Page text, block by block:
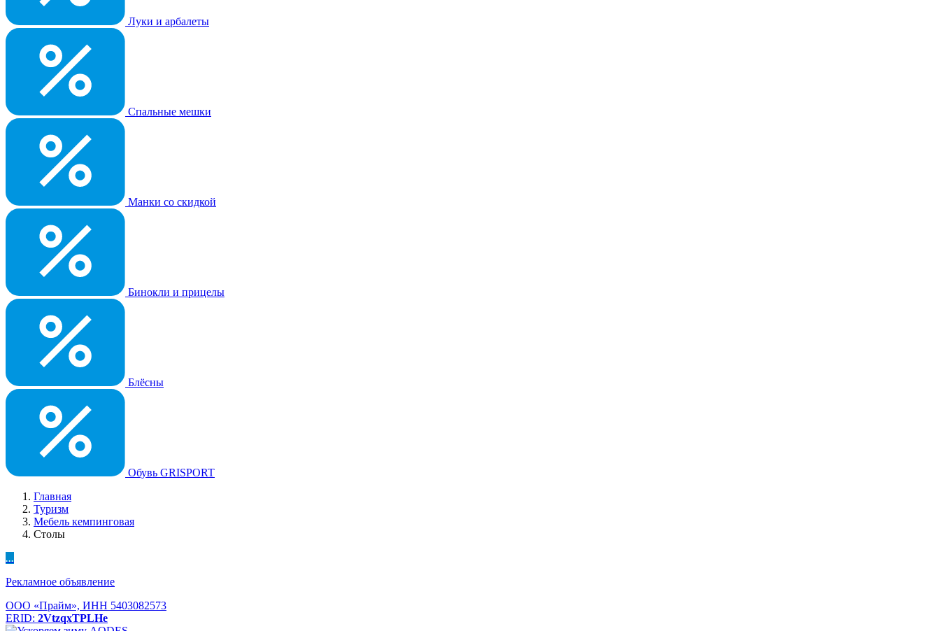
Луки и арбалеты
Спальные мешки
Манки со скидкой
Бинокли и прицелы
Блёсны
Обувь GRISPORT
Главная
Туризм
Мебель кемпинговая
Столы
...
Рекламное объявление
ООО «Прайм», ИНН 5403082573
ERID: 2VtzqxTPLHe